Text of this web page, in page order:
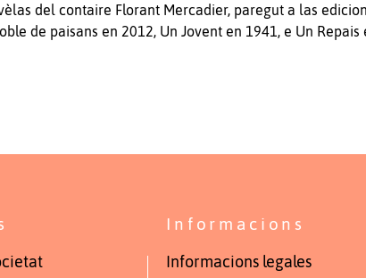
del contaire Florant Mercadier, paregut a las
de paisans en 2012, Un Jovent en 1941, e Un
Informacions
Informacions legales